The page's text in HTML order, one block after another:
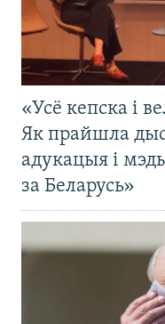
«Усё кепска і
Як прайшла
адукацыя і
за Беларусь»